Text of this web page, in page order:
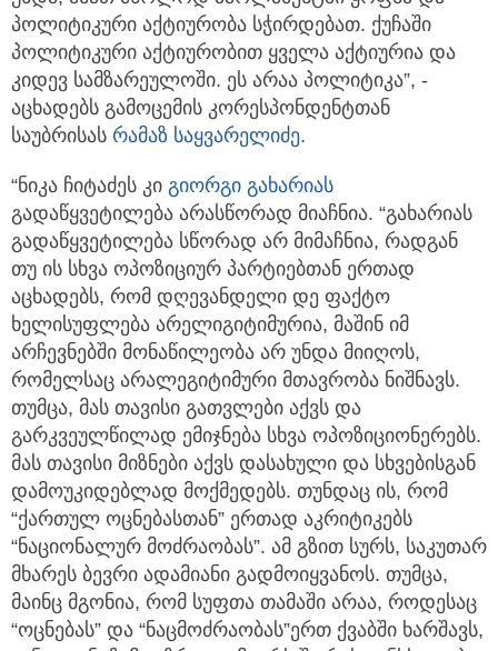
პოლიტიკური აქტიურობა სჭირდებათ. ქუჩაში
პოლიტიკური აქტიურობით ყველა აქტიურია და
კიდევ სამზარეულოში. ეს არაა პოლიტიკა”, -
აცხადებს გამოცემის კორესპონდენტთან
საუბრისას რამაზ საყვარელიძე.
“ნიკა ჩიტაძეს კი გიორგი გახარიას
გადაწყვეტილება არასწორად მიაჩნია. “გახარიას
გადაწყვეტილება სწორად არ მიმაჩნია, რადგან
თუ ის სხვა ოპოზიციურ პარტიებთან ერთად
აცხადებს, რომ დღევანდელი დე ფაქტო
ხელისუფლება არელიგიტიმურია, მაშინ იმ
არჩევნებში მონაწილეობა არ უნდა მიიღოს,
რომელსაც არალეგიტიმური მთავრობა ნიშნავს.
თუმცა, მას თავისი გათვლები აქვს და
გარკვეულწილად ემიჯნება სხვა ოპოზიციონერებს.
მას თავისი მიზნები აქვს დასახული და სხვებისგან
დამოუკიდებლად მოქმედებს. თუნდაც ის, რომ
“ქართულ ოცნებასთან” ერთად აკრიტიკებს
“ნაციონალურ მოძრაობას”. ამ გზით სურს, საკუთარ
მხარეს ბევრი ადამიანი გადმოიყვანოს. თუმცა,
მაინც მგონია, რომ სუფთა თამაში არაა, როდესაც
“ოცნებას” და “ნაცმოძრაობას”ერთ ქვაბში ხარშავს,